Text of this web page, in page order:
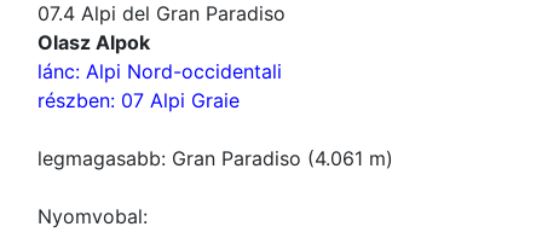
07.4 Alpi del Gran Paradiso
Olasz Alpok
lánc: Alpi Nord-occidentali
részben: 07 Alpi Graie
legmagasabb: Gran Paradiso (4.061 m)
Nyomvobal: